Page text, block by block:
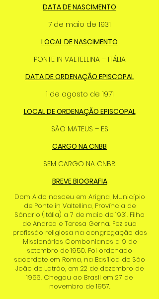
DATA DE NASCIMENTO
7 de maio de 1931
LOCAL DE NASCIMENTO
PONTE IN VALTELLINA – ITÁLIA
DATA DE ORDENAÇÃO EPISCOPAL
1 de agosto de 1971
LOCAL DE ORDENAÇÃO EPISCOPAL
SÃO MATEUS – ES
CARGO NA CNBB
SEM CARGO NA CNBB
BREVE BIOGRAFIA
Dom Aldo nasceu em Arigna, Município
de Ponte in Valtellina, Província de
Sôndrio (Itália) a 7 de maio de 1931. Filho
de Andrea e Teresa Gerna. Fez sua
profissão religiosa na congregação dos
Missionários Combonianos a 9 de
setembro de 1950. Foi ordenado
sacerdote em Roma, na Basílica de São
João de Latrão, em 22 de dezembro de
1956. Chegou ao Brasil em 27 de
novembro de 1957.